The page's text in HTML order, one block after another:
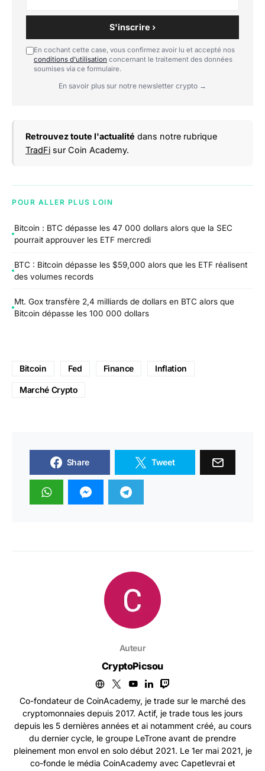
S'inscrire ›
En cochant cette case, vous confirmez avoir lu et accepté nos
conditions d'utilisation concernant le traitement des données
soumises via ce formulaire.
En savoir plus sur notre newsletter crypto →
Retrouvez toute l'actualité dans notre rubrique
TradFi sur Coin Academy.
POUR ALLER PLUS LOIN
Bitcoin : BTC dépasse les 47 000 dollars alors que la SEC
pourrait approuver les ETF mercredi
BTC : Bitcoin dépasse les $59,000 alors que les ETF réalisent
des volumes records
Mt. Gox transfère 2,4 milliards de dollars en BTC alors que
Bitcoin dépasse les 100 000 dollars
Bitcoin Fed Finance Inflation
Marché Crypto
Share Tweet
Auteur
CryptoPicsou
Co-fondateur de CoinAcademy, je trade sur le marché des
cryptomonnaies depuis 2017. Actif, je trade tous les jours
depuis les 5 dernières années et ai notamment créé, au cours
du dernier cycle, le groupe LeTrone avant de prendre
pleinement mon envol en solo début 2021. Le 1er mai 2021, je
co-fonde le média CoinAcademy avec Capetlevrai et